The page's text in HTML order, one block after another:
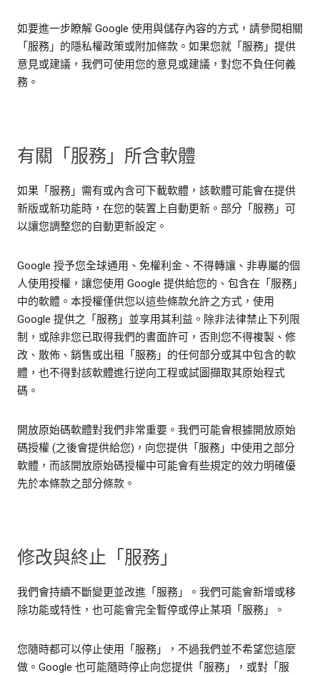
如要進一步瞭解 Google 使用與儲存內容的方式，請參閱相關
「服務」的隱私權政策或附加條款。如果您就「服務」提供
意見或建議，我們可使用您的意見或建議，對您不負任何義
務。
有關「服務」所含軟體
如果「服務」需有或內含可下載軟體，該軟體可能會在提供
新版或新功能時，在您的裝置上自動更新。部分「服務」可
以讓您調整您的自動更新設定。
Google 授予您全球通用、免權利金、不得轉讓、非專屬的個
人使用授權，讓您使用 Google 提供給您的、包含在「服務」
中的軟體。本授權僅供您以這些條款允許之方式，使用
Google 提供之「服務」並享用其利益。除非法律禁止下列限
制，或除非您已取得我們的書面許可，否則您不得複製、修
改、散佈、銷售或出租「服務」的任何部分或其中包含的軟
體，也不得對該軟體進行逆向工程或試圖擷取其原始程式
碼。
開放原始碼軟體對我們非常重要。我們可能會根據開放原始
碼授權 (之後會提供給您)，向您提供「服務」中使用之部分
軟體，而該開放原始碼授權中可能會有些規定的效力明確優
先於本條款之部分條款。
修改與終止「服務」
我們會持續不斷變更並改進「服務」。我們可能會新增或移
除功能或特性，也可能會完全暫停或停止某項「服務」。
您隨時都可以停止使用「服務」，不過我們並不希望您這麼
做。Google 也可能隨時停止向您提供「服務」，或對「服